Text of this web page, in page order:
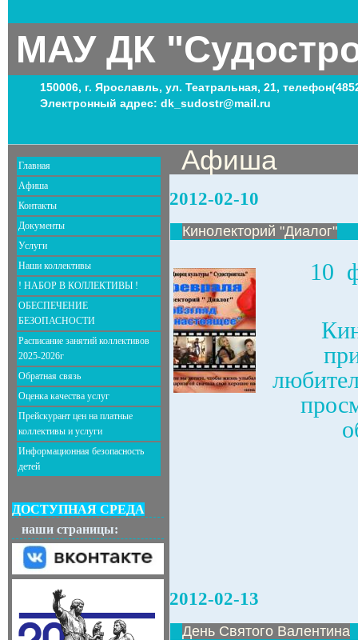
МАУ ДК
150006, г. Ярославль, ул. Театральная, 21,
Электронный адрес: dk_sudostr@mail.ru
Главная
Афиша
Контакты
Документы
Услуги
Наши коллективы
! НАБОР В КОЛЛЕКТИВЫ !
ОБЕСПЕЧЕНИЕ
БЕЗОПАСНОСТИ
Расписание занятий коллективов
2025-2026г
Обратная связь
Оценка качества услуг
Прейскурант цен на платные
коллективы и услуги
Информационная безопасность
детей
ДОСТУПНАЯ СРЕДА
наши страницы:
Афиша
2012-02-10
Кинолекторий "Диалог"
10
2012-02-13
День Святого Валентина